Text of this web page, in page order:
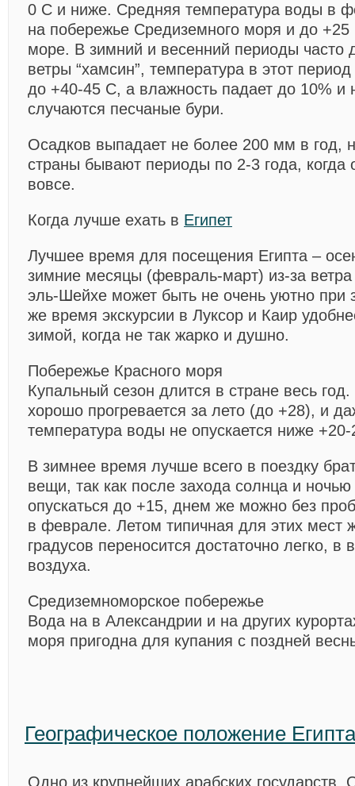
0 С и ниже. Средняя температура воды в
на побережье Средиземного моря и до
море. В зимний и весенний периоды часто
ветры “хамсин”, температура в этот
до +40-45 С, а влажность падает до 10% и
случаются песчаные бури.
Осадков выпадает не более 200 мм в год,
страны бывают периоды по 2-3 года, когда
вовсе.
Когда лучше ехать в Египет
Лучшее время для посещения Египта –
зимние месяцы (февраль-март) из-за
эль-Шейхе может быть не очень уютно при
же время экскурсии в Луксор и Каир
зимой, когда не так жарко и душно.
Побережье Красного моря
Купальный сезон длится в стране весь
хорошо прогревается за лето (до +28), и
температура воды не опускается ниже +20-
В зимнее время лучше всего в поездку
вещи, так как после захода солнца и
опускаться до +15, днем же можно без
в феврале. Летом типичная для этих мест
градусов переносится достаточно легко, в
воздуха.
Средиземноморское побережье
Вода на в Александрии и на других
моря пригодна для купания с поздней
Географическое положение Египта
Одно из крупнейших арабских